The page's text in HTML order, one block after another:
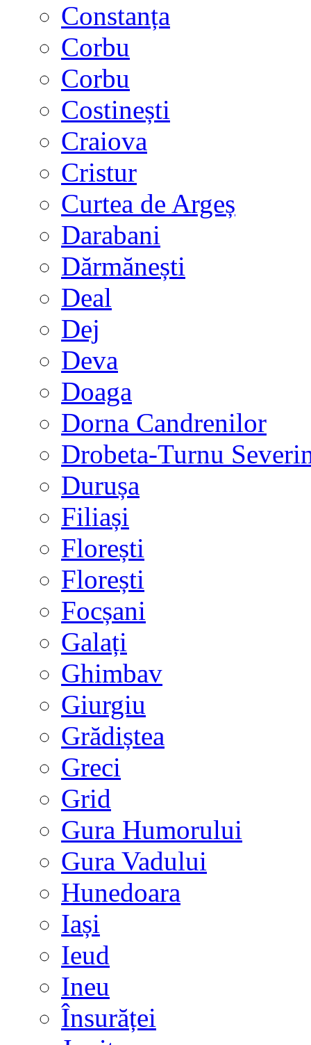
Constanța
Corbu
Corbu
Costinești
Craiova
Cristur
Curtea de Argeș
Darabani
Dărmănești
Deal
Dej
Deva
Doaga
Dorna Candrenilor
Drobeta-Turnu
Durușa
Filiași
Florești
Florești
Focșani
Galați
Ghimbav
Giurgiu
Grădiștea
Greci
Grid
Gura Humorului
Gura Vadului
Hunedoara
Iași
Ieud
Ineu
Însurăței